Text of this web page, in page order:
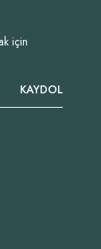
için
KAYDOL